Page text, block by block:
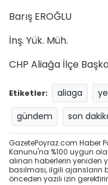
Barış EROĞLU
İnş. Yük. Müh.
CHP Aliağa İlçe
Etiketler: aliaga
gündem
son
GazetePoyraz.com Haber
Kanunu'na %100 uygun
alınan haberlerin yeniden
basılması, ilgili ajansların
önceden yazılı izin